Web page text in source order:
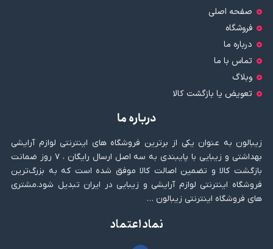
صفحه اصلی
فروشگاه
درباره ما
تماس با ما
وبلاگ
تعویض یا بازگشت کالا
درباره ما
زیبالون به عنوان یکی از برترین فروشگاه های اینترنتی لوازم آرایشی
بهداشتی و زیبایی با پایبندی به سه اصل ارسال رایگان ، ۷ روز ضمانت
بازگشت کالا و تضمین اصالت کالا موفق شده است که به بزرگ‌ترین
فروشگاه اینترنتی لوازم آرایشی و زیبایی در ایران تبدیل شود.مشتری
های فروشگاه اینترنتی زیبالون …
نماد اعتماد